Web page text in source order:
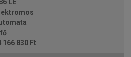
LE
166 830 Ft